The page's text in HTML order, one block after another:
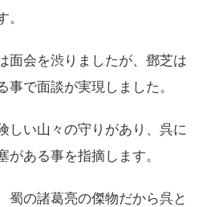
面会を渋りましたが、鄧芝は
事で面談が実現しました。
しい山々の守りがあり、呉に
がある事を指摘します。
蜀の諸葛亮の傑物だから呉と